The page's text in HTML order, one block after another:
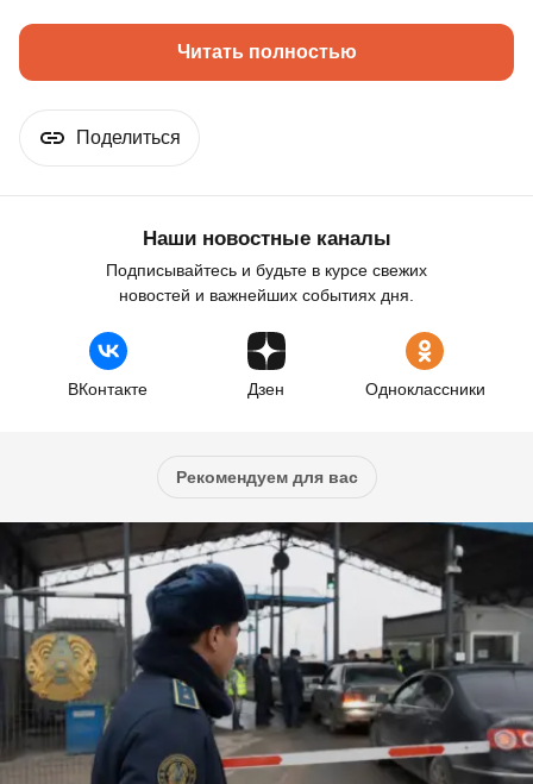
Читать полностью
Поделиться
Наши новостные каналы
Подписывайтесь и будьте в курсе свежих
новостей и важнейших событиях дня.
ВКонтакте Дзен Одноклассники
Рекомендуем для вас